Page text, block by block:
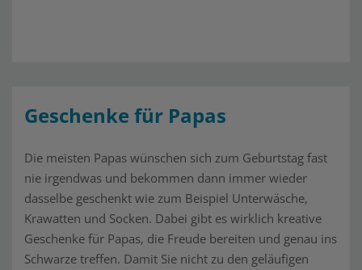
Geschenke für Papas
Die meisten Papas wünschen sich zum Geburtstag fast
nie irgendwas und bekommen dann immer wieder
dasselbe geschenkt wie zum Beispiel Unterwäsche,
Krawatten und Socken. Dabei gibt es wirklich kreative
Geschenke für Papas, die Freude bereiten und genau ins
Schwarze treffen. Damit Sie nicht zu den geläufigen